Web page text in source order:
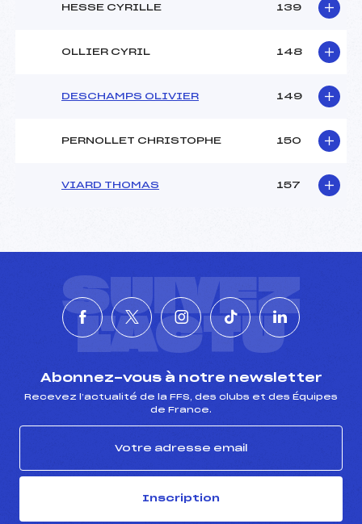
HESSE CYRILLE 139
OLLIER CYRIL 148
DESCHAMPS OLIVIER 149
PERNOLLET CHRISTOPHE 150
VIARD THOMAS 157
SUIVEZ
L'ACTU
Abonnez-vous à notre newsletter
Recevez l’actualité de la FFS, des clubs et des Équipes
de France.
Inscription